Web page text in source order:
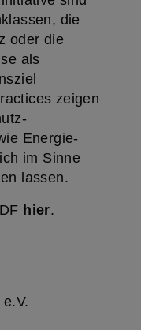
die
oder die
als
zeigen
Energie-
im Sinne
lassen.
hier.